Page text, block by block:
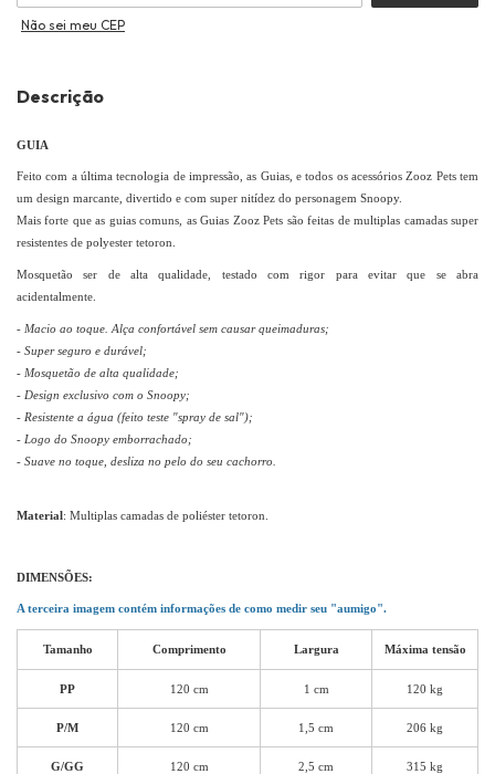
Não sei meu CEP
Descrição
GUIA
Feito com a última tecnologia de impressão, as Guias, e todos os acessórios Zooz Pets tem
um design marcante, divertido e com super nitídez do personagem Snoopy.
Mais forte que as guias comuns, as Guias Zooz Pets são feitas de multiplas camadas super
resistentes de polyester tetoron.
Mosquetão ser de alta qualidade, testado com rigor para evitar que se abra
acidentalmente.
- Macio ao toque. Alça confortável sem causar queimaduras;
- Super seguro e durável;
- Mosquetão de alta qualidade;
- Design exclusivo com o Snoopy;
- Resistente a água (feito teste "spray de sal");
- Logo do Snoopy emborrachado;
- Suave no toque, desliza no pelo do seu cachorro.
Material: Multiplas camadas de poliéster tetoron.
DIMENSÕES:
A terceira imagem contém informações de como medir seu "aumigo".
Tamanho Comprimento Largura Máxima tensão
PP 120 cm 1 cm 120 kg
P/M 120 cm 1,5 cm 206 kg
G/GG 120 cm 2,5 cm 315 kg